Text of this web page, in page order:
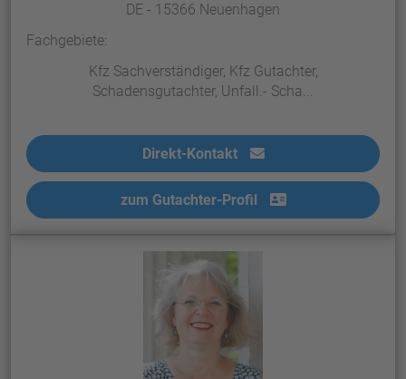
DE - 15366 Neuenhagen
Fachgebiete:
Kfz Sachverständiger, Kfz Gutachter,
Schadensgutachter, Unfall.- Scha...
Direkt-Kontakt
zum Gutachter-Profil